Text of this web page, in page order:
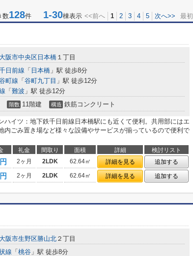
数128件 1-30棟表示 <<前へ 1 2 3 4 5 次へ>> 最初
大阪市中央区 日本橋 １丁目
日前線 「 日本橋 」駅 徒歩8分
町線 「 谷町九丁目 」駅 徒歩12分
「 難波 」駅 徒歩12分
階数 11階建 構造 鉄筋コンクリート
ハイツ：地下鉄千日前線日本橋駅にも近くて便利。共用部にはエ
内ごみ置き場など様々な設備やサービスが揃っているので便利で
礼金 間取り 面積 詳細
検討リスト
2ヶ月 2LDK 62.64㎡ 詳細を見る
追加する
2ヶ月 2LDK 62.64㎡ 詳細を見る 追加する
大阪市生野区勝山北 ２丁目
線 「 桃谷 」駅 徒歩8分